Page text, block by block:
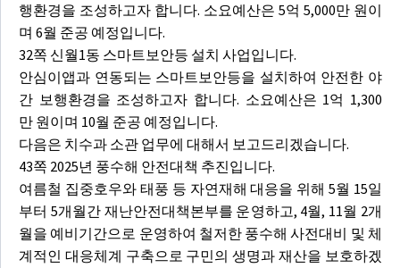
행환경을 조성하고자 합니다. 소요예산은 5억 5,000만 원이
며 6월 준공 예정입니다.
32쪽 신월1동 스마트보안등 설치 사업입니다.
안심이앱과 연동되는 스마트보안등을 설치하여 안전한 야
간 보행환경을 조성하고자 합니다. 소요예산은 1억 1,300
만 원이며 10월 준공 예정입니다.
다음은 치수과 소관 업무에 대해서 보고드리겠습니다.
43쪽 2025년 풍수해 안전대책 추진입니다.
여름철 집중호우와 태풍 등 자연재해 대응을 위해 5월 15일
부터 5개월간 재난안전대책본부를 운영하고, 4월, 11월 2개
월을 예비기간으로 운영하여 철저한 풍수해 사전대비 및 체
계적인 대응체계 구축으로 구민의 생명과 재산을 보호하겠